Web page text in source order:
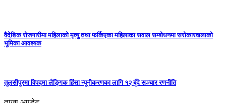
वैदेशिक रोजगारीमा महिलाको मृत्यु तथा फर्किएका महिलाका सवाल सम्बोधनमा सरोकारवालाको
भूमिका आवश्यक
तुलसीपुरमा विपद्मा लैङ्गिक हिंसा न्यूनीकरणका लागि १२ बुँदे सञ्चार रणनीति